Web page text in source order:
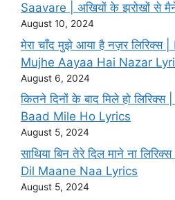
Saavare | अखियों के झरोखों से मैने
August 10, 2024
मेरा चाँद मुझे आया है नज़र
Mujhe Aayaa Hai Nazar
August 6, 2024
कितने दिनों के बाद मिले हो
Baad Mile Ho Lyrics
August 5, 2024
साथिया बिन तेरे दिल माने ना
Dil Maane Naa Lyrics
August 5, 2024